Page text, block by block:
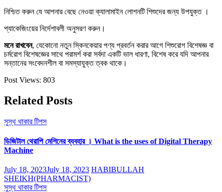
নিশ্চিত করুন যে আপনার বেছে নেওয়া ক্যালামাইন লোশনটি শিশুদের জন্য উপযুক্ত ।
প্যাকেজিংয়ের নির্দেশাবলী অনুসরণ করুন।
মনে রাখবেন, যেকোনো নতুন স্কিনকেয়ার পণ্য প্রবর্তন করার আগে শিশুরোগ বিশেষজ্ঞ বা
চর্মরোগ বিশেষজ্ঞের সাথে পরামর্শ করা সর্বদা একটি ভাল ধারণা, বিশেষ করে যদি আপনার
সন্তানের সংবেদনশীল বা সমস্যাযুক্ত ত্বক থাকে।
Post Views: 803
Related Posts
সুস্থ থাকার টিপস
ডিজিটাল থেরাপি মেশিনের ব্যবহার । What is the uses of Digital Therapy
Machine
July 18, 2023July 18, 2023 HABIBULLAH
SHEIKH(PHARMACIST)
সুস্থ থাকার টিপস